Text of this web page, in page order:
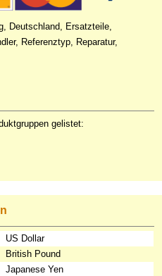
Deutschland, Ersatzteile,
Referenztyp, Reparatur,
gelistet:
US Dollar
British Pound
Japanese Yen